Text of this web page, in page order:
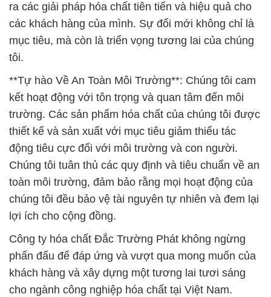
Chúng tôi luôn sẵn sàng hợp tác và đồng hành cùng
các đối tác để đạt được sự phát triển bền vững và
thành công.
& Titanium Dioxide Cộng Hòa Séc
# Đơn vị chuyên bán ε kinh doanh Bột Titanium
Dioxide & Titanium Dioxide Cộng Hòa Séc
# Nơi chuyên cung cấp √ kinh doanh Bột Titanium
Dioxide & Titanium Dioxide Cộng Hòa Séc
# Cty thương mại ⌡ bán Bột Titanium Dioxide &
Titanium Dioxide Cộng Hòa Séc
# Nơi chuyên kinh doanh * phân phối Bột Titanium
Dioxide & Titanium Dioxide Cộng Hòa Séc
# Công ty bán © cung ứng Bột Titanium Dioxide &
Titanium Dioxide Cộng Hòa Séc
# Công ty phân phối » kinh doanh Bột Titanium
Dioxide & Titanium Dioxide Cộng Hòa Séc